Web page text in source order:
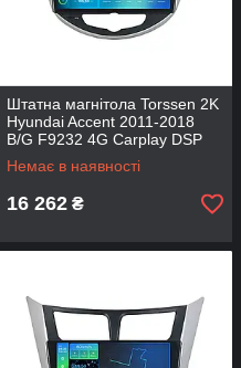
Штатна магнітола Torssen 2K
Hyundai Accent 2011-2018
B/G F9232 4G Carplay DSP
Немає в наявності
16 262 ₴